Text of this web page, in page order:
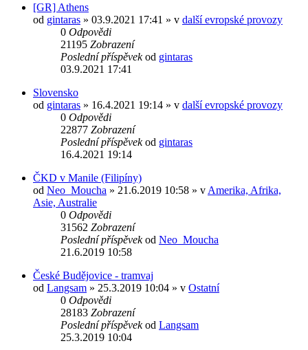
[GR] Athens
od gintaras » 03.9.2021 17:41 » v další evropské provozy
0 Odpovědi
21195 Zobrazení
Poslední příspěvekod gintaras
03.9.2021 17:41
Slovensko
od gintaras » 16.4.2021 19:14 » v další evropské provozy
0 Odpovědi
22877 Zobrazení
Poslední příspěvekod gintaras
16.4.2021 19:14
ČKD v Manile (Filipíny)
od Neo_Moucha » 21.6.2019 10:58 » v Amerika, Afrika,
Asie, Australie
0 Odpovědi
31562 Zobrazení
Poslední příspěvekod Neo_Moucha
21.6.2019 10:58
České Budějovice - tramvaj
od Langsam » 25.3.2019 10:04 » v Ostatní
0 Odpovědi
28183 Zobrazení
Poslední příspěvekod Langsam
25.3.2019 10:04